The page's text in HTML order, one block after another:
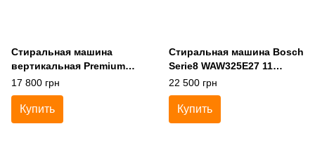
Стиральная машина
вертикальная Premium
GalaGrande XL W650
W600F 2400W 5.5кг sn
55095223524
17 800 грн
Купить
Стиральная машина Bosch
Serie8 WAW325E27 11
2300W 8кг sn 970220043
22 500 грн
Купить